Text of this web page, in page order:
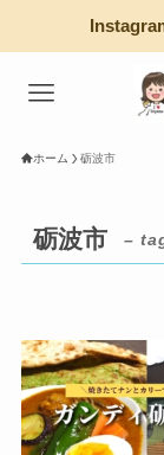
ホーム 砺波市
砺波市 –